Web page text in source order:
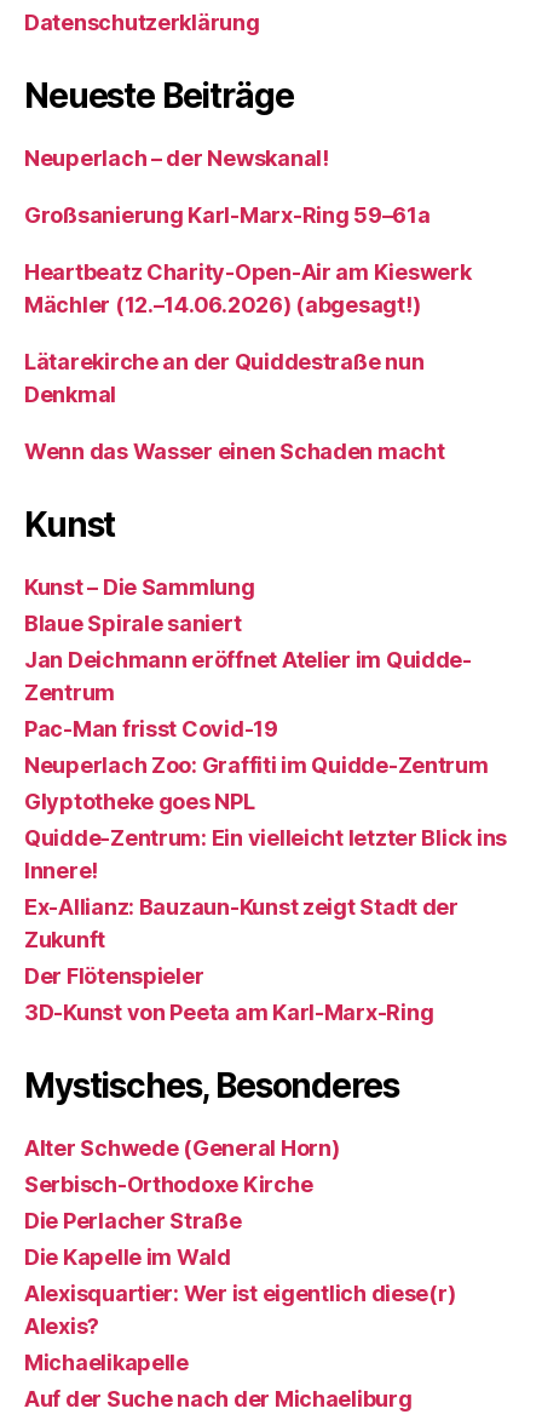
Datenschutzerklärung
Neueste Beiträge
Neuperlach – der Newskanal!
Großsanierung Karl-Marx-Ring 59–61a
Heartbeatz Charity-Open-Air am Kieswerk
Mächler (12.–14.06.2026) (abgesagt!)
Lätarekirche an der Quiddestraße nun
Denkmal
Wenn das Wasser einen Schaden macht
Kunst
Kunst – Die Sammlung
Blaue Spirale saniert
Jan Deichmann eröffnet Atelier im Quidde-
Zentrum
Pac-Man frisst Covid-19
Neuperlach Zoo: Graffiti im Quidde-Zentrum
Glyptotheke goes NPL
Quidde-Zentrum: Ein vielleicht letzter Blick ins
Innere!
Ex-Allianz: Bauzaun-Kunst zeigt Stadt der
Zukunft
Der Flötenspieler
3D-Kunst von Peeta am Karl-Marx-Ring
Mystisches, Besonderes
Alter Schwede (General Horn)
Serbisch-Orthodoxe Kirche
Die Perlacher Straße
Die Kapelle im Wald
Alexisquartier: Wer ist eigentlich diese(r)
Alexis?
Michaelikapelle
Auf der Suche nach der Michaeliburg